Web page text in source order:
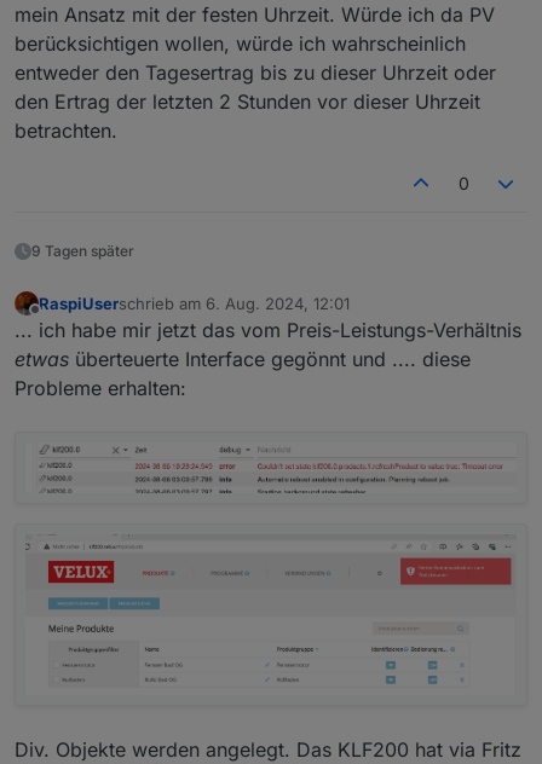
mein Ansatz mit der festen Uhrzeit. Würde ich da PV
berücksichtigen wollen, würde ich wahrscheinlich
entweder den Tagesertrag bis zu dieser Uhrzeit oder
den Ertrag der letzten 2 Stunden vor dieser Uhrzeit
betrachten.
0
9 Tagen später
Offline
RaspiUserschrieb am 6. Aug. 2024, 12:01
zuletzt editiert von
... ich habe mir jetzt das vom Preis-Leistungs-Verhältnis
etwas überteuerte Interface gegönnt und .... diese
Probleme erhalten:
Div. Objekte werden angelegt. Das KLF200 hat via Fritz